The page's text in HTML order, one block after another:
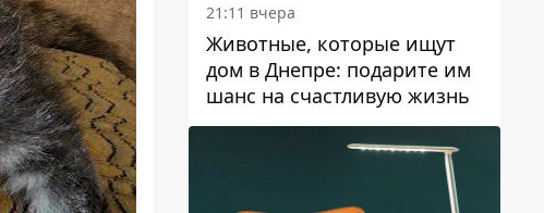
21:11 вчера
Животные, которые ищут
дом в Днепре: подарите им
шанс на счастливую жизнь